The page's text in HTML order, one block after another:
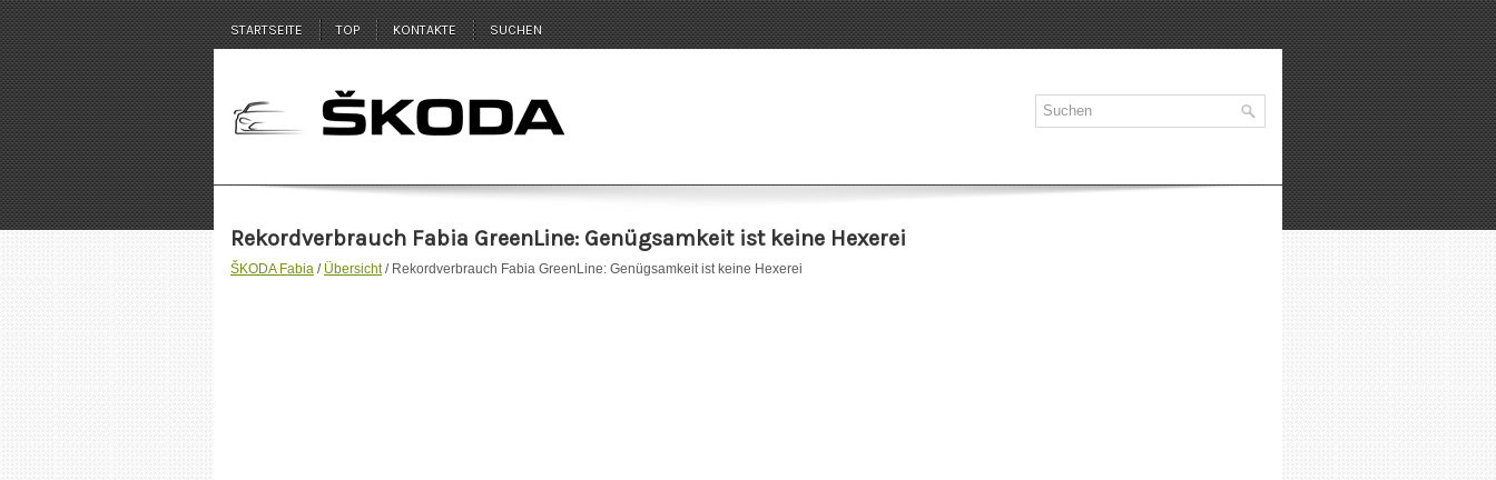
STARTSEITE TOP KONTAKTE SUCHEN
Rekordverbrauch Fabia GreenLine: Genügsamkeit ist keine Hexerei
ŠKODA Fabia / Übersicht/ Rekordverbrauch Fabia GreenLine: Genügsamkeit ist keine Hexerei